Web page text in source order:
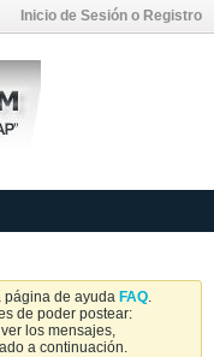
Inicio de Sesión o Registro
página de ayuda FAQ.
de poder postear:
los mensajes,
a continuación.